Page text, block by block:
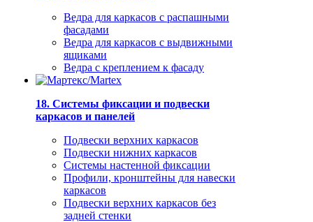
Ведра для каркасов с распашными
фасадами
Ведра для каркасов с выдвижными
ящиками
Ведра с креплением к фасаду
18. Системы фиксации и подвески
каркасов и панелей
Подвески верхних каркасов
Подвески нижних каркасов
Системы настенной фиксации
Профили, кронштейны для навески
каркасов
Подвески верхних каркасов без
задней стенки